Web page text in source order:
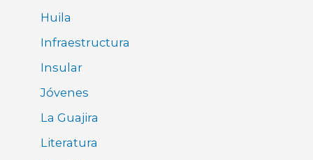
Huila
Infraestructura
Insular
Jóvenes
La Guajira
Literatura